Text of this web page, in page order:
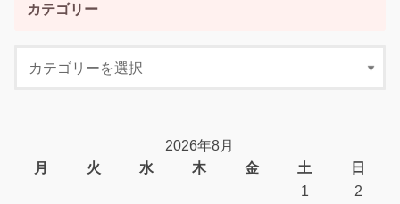
カテゴリー
2026年8月
月
火 水 木 金 土
日
1
2